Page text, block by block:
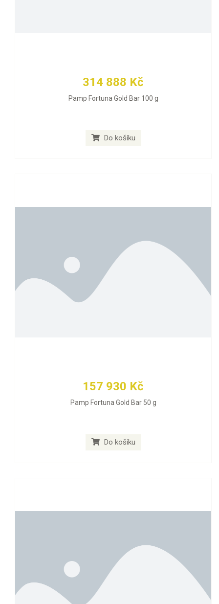
314 888 Kč
Pamp Fortuna Gold Bar 100 g
Do košíku
157 930 Kč
Pamp Fortuna Gold Bar 50 g
Do košíku